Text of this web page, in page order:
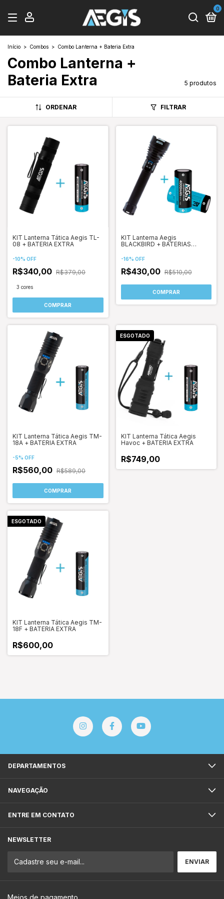
0
Início > Combos > Combo Lanterna + Bateria Extra
Combo Lanterna +
Bateria Extra
5 produtos
ORDENAR FILTRAR
KIT Lanterna Tática Aegis TL-
08 + BATERIA EXTRA
-10% OFF
R$340,00 R$379,00
3 cores
COMPRAR
KIT Lanterna Aegis
BLACKBIRD + BATERIAS
-16% OFF
R$430,00 R$510,00
KIT Lanterna Tática Aegis TM-
18A + BATERIA EXTRA
-5% OFF
R$560,00 R$589,00
ESGOTADO
KIT Lanterna Tática Aegis
Havoc + BATERIA EXTRA
R$749,00
ESGOTADO
KIT Lanterna Tática Aegis TM-
18F + BATERIA EXTRA
R$600,00
DEPARTAMENTOS
NAVEGAÇÃO
ENTRE EM CONTATO
NEWSLETTER
Meios de pagamento